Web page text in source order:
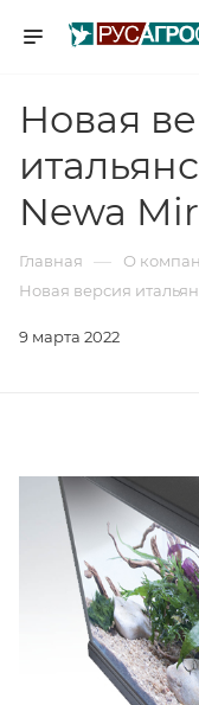
Новая
Newa
Главная — О
Новая версия
9 марта 2022